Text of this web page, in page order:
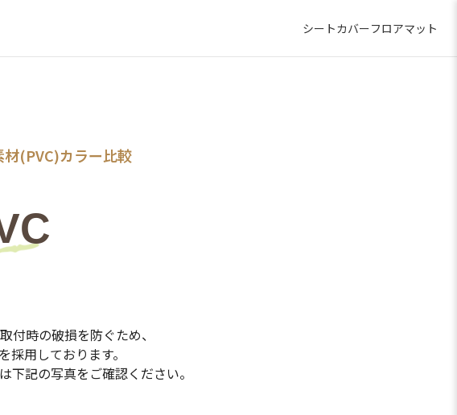
シートカバーフロアマット
(PVC)カラー比較
付時の破損を防ぐため、
用しております。
記の写真をご確認ください。